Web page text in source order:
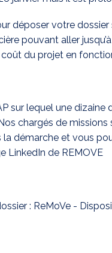
déposer votre
pouvant aller
du projet en
sur lequel une dizaine
chargés de
démarche et vous
LinkedIn de REMOVE
: ReMoVe -